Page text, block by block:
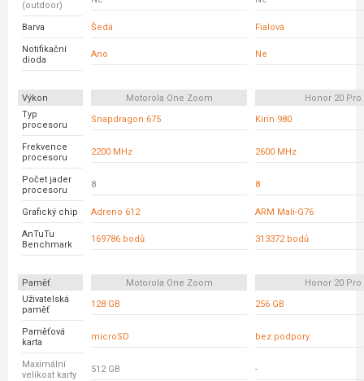
(outdoor)
Barva Šedá Fialová
Notifikační
dioda
Ano Ne
Výkon Motorola One Zoom
Honor 20 Pro
Typ
procesoru
Snapdragon 675 Kirin 980
Frekvence
procesoru
2200 MHz 2600 MHz
Počet jader
procesoru
8 8
Grafický chip Adreno 612 ARM Mali-G76
AnTuTu
Benchmark
169786 bodů 313372 bodů
Paměť Motorola One Zoom
Honor 20 Pro
Uživatelská
paměť
128 GB 256 GB
Paměťová
karta
microSD bez podpory
Maximální
velikost karty
512 GB -